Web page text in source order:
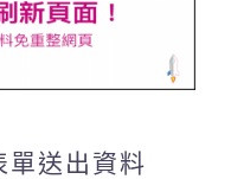
單送出資料